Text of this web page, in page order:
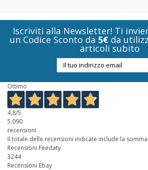
Iscriviti alla Newsletter! Ti
un Codice Sconto da 5€ da
articoli subito
Ottimo
4,8/5
5.090
recensioni
Il totale delle recensioni indicate include la
Recensioni Feedaty
3244
Recensioni Ebay